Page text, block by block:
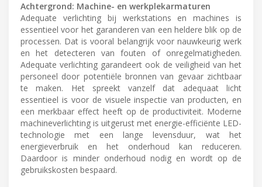
Achtergrond: Machine- en werkplekarmaturen
Adequate verlichting bij werkstations en machines is
essentieel voor het garanderen van een heldere blik op de
processen. Dat is vooral belangrijk voor nauwkeurig werk
en het detecteren van fouten of onregelmatigheden.
Adequate verlichting garandeert ook de veiligheid van het
personeel door potentiële bronnen van gevaar zichtbaar
te maken. Het spreekt vanzelf dat adequaat licht
essentieel is voor de visuele inspectie van producten, en
een merkbaar effect heeft op de productiviteit. Moderne
machineverlichting is uitgerust met energie-efficiënte LED-
technologie met een lange levensduur, wat het
energieverbruik en het onderhoud kan reduceren.
Daardoor is minder onderhoud nodig en wordt op de
gebruikskosten bespaard.